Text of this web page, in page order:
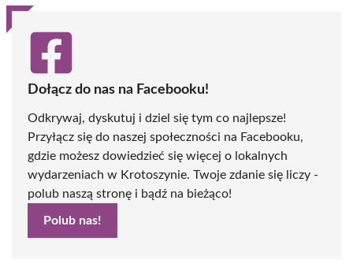
Dołącz do nas na Facebooku!
Odkrywaj, dyskutuj i dziel się tym co najlepsze!
Przyłącz się do naszej społeczności na Facebooku,
gdzie możesz dowiedzieć się więcej o lokalnych
wydarzeniach w Krotoszynie. Twoje zdanie się liczy -
polub naszą stronę i bądź na bieżąco!
Polub nas!